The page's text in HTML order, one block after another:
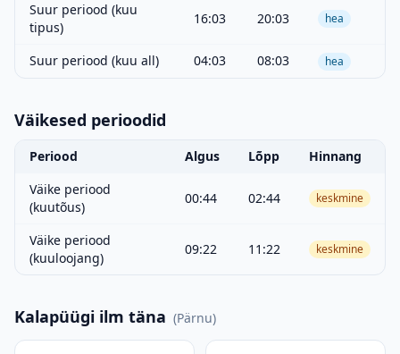
Suur periood (kuu
tipus)
16:03 20:03 hea
Suur periood (kuu all) 04:03 08:03 hea
Väikesed perioodid
Periood Algus Lõpp
Hinnang
Väike periood
(kuutõus)
00:44 02:44 keskmine
Väike periood
(kuuloojang)
09:22 11:22 keskmine
Kalapüügi ilm täna (Pärnu)